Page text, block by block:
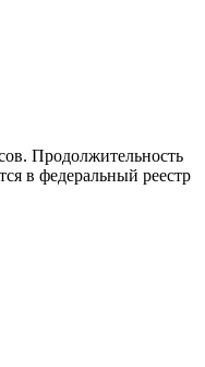
Продолжительность
в федеральный реестр